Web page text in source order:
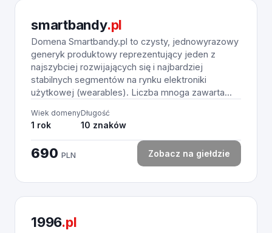
smartbandy.pl
Domena Smartbandy.pl to czysty, jednowyrazowy
generyk produktowy reprezentujący jeden z
najszybciej rozwijających się i najbardziej
stabilnych segmentów na rynku elektroniki
użytkowej (wearables). Liczba mnoga zawarta...
Wiek domeny
1 rok
Długość
10 znaków
690 PLN Zobacz na giełdzie
1996.pl